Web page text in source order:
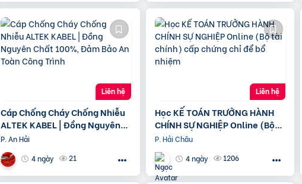
Cáp Chống Cháy Chống Nhiễu
ALTEK KABEL | Đồng Nguyên
Chất 100%, Đảm Bảo An Toàn
Công Trình
P. An Hải
4 ngày
21
Liên hệ
Học KẾ TOÁN TRƯỞNG HÀNH
CHÍNH SỰ NGHIỆP Online (Bộ
tài chính) cấp chứng chỉ để bổ
nhiệm
P. Hải Châu
4 ngày
1206
Liên hệ